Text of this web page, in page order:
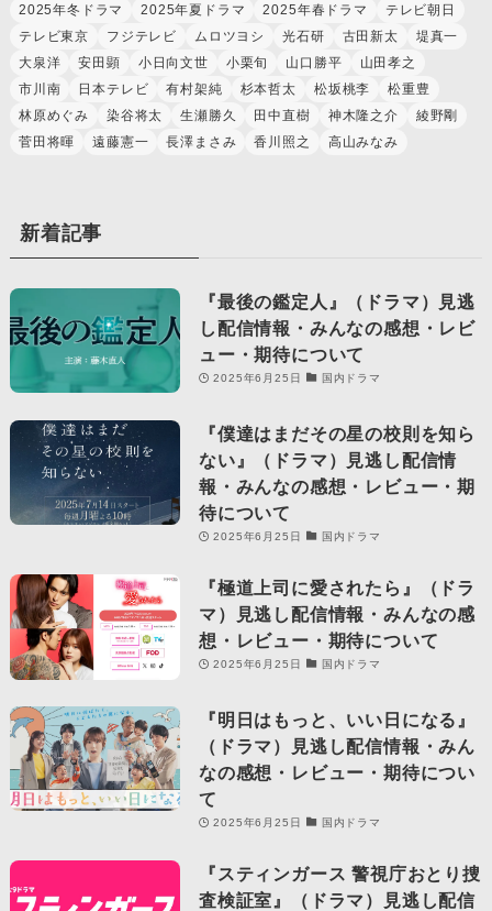
2025年冬ドラマ
2025年夏ドラマ 2025年春ドラマ
テレビ朝日
テレビ東京
フジテレビ ムロツヨシ 光石研 古田新太
堤真一
大泉洋
安田顕 小日向文世 小栗旬 山口勝平
山田孝之
市川南
日本テレビ 有村架純 杉本哲太 松坂桃李
松重豊
林原めぐみ
染谷将太 生瀬勝久 田中直樹 神木隆之介
綾野剛
菅田将暉
遠藤憲一 長澤まさみ 香川照之 高山みなみ
新着記事
『最後の鑑定人』（ドラマ）見逃
し配信情報・みんなの感想・レビ
ュー・期待について
2025年6月25日 国内ドラマ
『僕達はまだその星の校則を知ら
ない』（ドラマ）見逃し配信情
報・みんなの感想・レビュー・期
待について
2025年6月25日 国内ドラマ
『極道上司に愛されたら』（ドラ
マ）見逃し配信情報・みんなの感
想・レビュー・期待について
2025年6月25日 国内ドラマ
『明日はもっと、いい日になる』
（ドラマ）見逃し配信情報・みん
なの感想・レビュー・期待につい
て
2025年6月25日 国内ドラマ
『スティンガース 警視庁おとり捜
査検証室』（ドラマ）見逃し配信